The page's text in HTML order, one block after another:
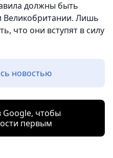
должны быть
Великобритании. Лишь
что они вступят в силу
новостью
Google, чтобы
первым